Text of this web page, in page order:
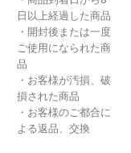
日以上経過した商品
・開封後または一度
ご使用になられた商
品
・お客様が汚損、破
損された商品
・お客様のご都合に
よる返品、交換